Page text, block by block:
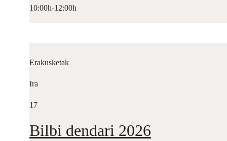
10:00h-12:00h
Erakusketak
Ira
17
Bilbi dendari 2026